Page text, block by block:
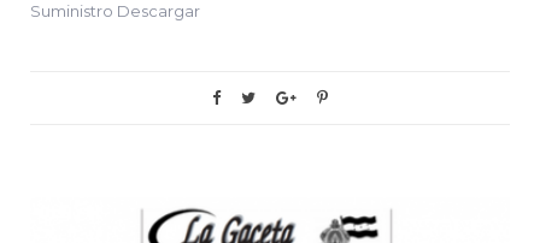
Suministro Descargar